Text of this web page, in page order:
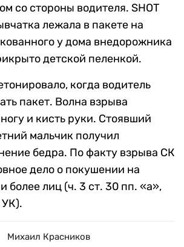
со стороны водителя. SHOT
лежала в пакете на
у дома внедорожника
детской пеленкой.
когда водитель
пакет. Волна взрыва
и кисть руки. Стоявший
мальчик получил
бедра. По факту взрыва СК
дело о покушении на
более лиц (ч. 3 ст. 30 пп. «а»,
УК).
Михаил Красников